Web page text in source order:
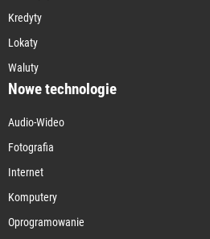
Kredyty
Lokaty
Waluty
Nowe technologie
Audio-Wideo
Fotografia
Internet
Komputery
Oprogramowanie